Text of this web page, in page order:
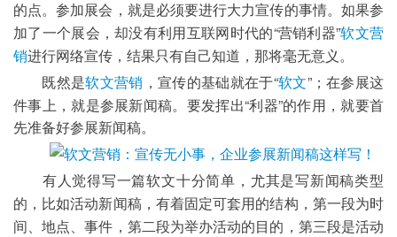
的点。参加展会，就是必须要进行大力宣传的事情。如果参
加了一个展会，却没有利用互联网时代的“营销利器”软文营
销进行网络宣传，结果只有自己知道，那将毫无意义。
既然是软文营销 ，宣传的基础就在于“软文”；在参展这
件事上，就是参展新闻稿。要发挥出“利器”的作用，就要首
先准备好参展新闻稿。
有人觉得写一篇软文十分简单，尤其是写新闻稿类型
的，比如活动新闻稿，有着固定可套用的结构，第一段为时
间、地点、事件，第二段为举办活动的目的，第三段是活动